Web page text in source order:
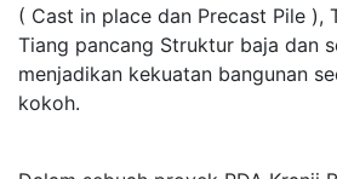
( Cast in place dan Precast Pile ),
Tiang pancang Struktur baja dan
menjadikan kekuatan bangunan
kokoh.